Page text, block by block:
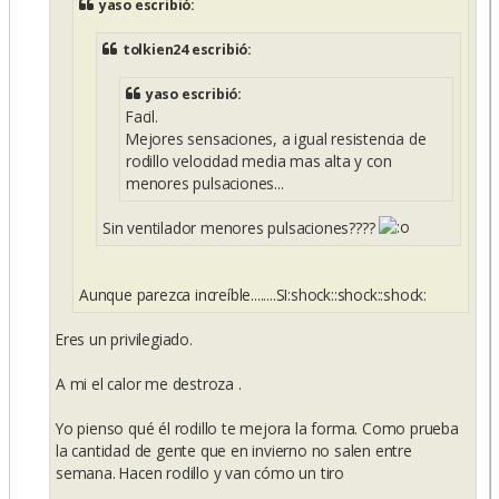
yaso escribió:
tolkien24 escribió:
yaso escribió:
Facil.
Mejores sensaciones, a igual resistencia de
rodillo velocidad media mas alta y con
menores pulsaciones...
Sin ventilador menores pulsaciones????
Aunque parezca increíble........SI:shock::shock::shock:
Eres un privilegiado.
A mi el calor me destroza .
Yo pienso qué él rodillo te mejora la forma. Como prueba
la cantidad de gente que en invierno no salen entre
semana. Hacen rodillo y van cómo un tiro